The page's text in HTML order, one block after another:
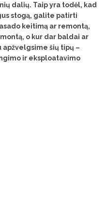
dalių. Taip yra todėl, kad
stogą, galite patirti
keitimą ar remontą,
o kur dar baldai ar
apžvelgsime šių tipų –
ir eksploatavimo